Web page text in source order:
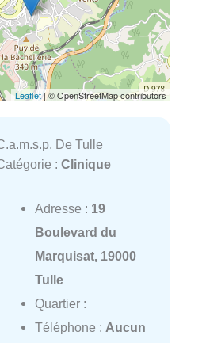
Leaflet| © OpenStreetMap contributors
De Tulle
: Clinique
Adresse : 19
Boulevard du
Marquisat, 19000
Tulle
Quartier :
Téléphone : Aucun